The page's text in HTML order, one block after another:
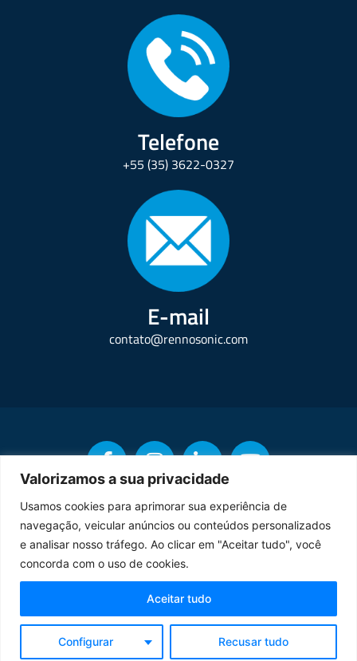
Valorizamos a sua privacidade
Usamos cookies para aprimorar sua experiência de
navegação, veicular anúncios ou conteúdos personalizados
e analisar nosso tráfego. Ao clicar em "Aceitar tudo", você
concorda com o uso de cookies.
Configurar Recusar tudo
Aceitar tudo
Telefone
+55 (35) 3622-0327
E-mail
contato@rennosonic.com
Copyright © Rennosonic. Todos os direitos reservados.
Orgulhosamente desenvolvido por
Termos de Uso Política de Privacidade